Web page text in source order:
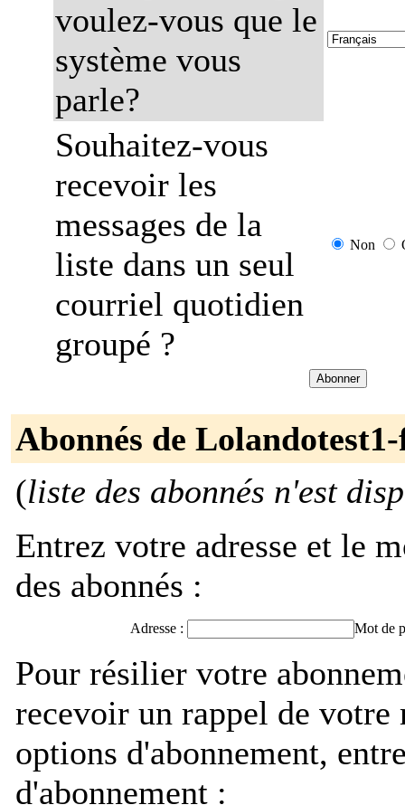
voulez-vous que le
système vous
parle?
Souhaitez-vous
recevoir les
messages de la
liste dans un seul
courriel quotidien
groupé ?
Non
Abonnés de
(liste des abonnés n'est
Entrez votre adresse et le
des abonnés :
Adresse : Mot de
Pour résilier votre
recevoir un rappel de
options d'abonnement,
d'abonnement :